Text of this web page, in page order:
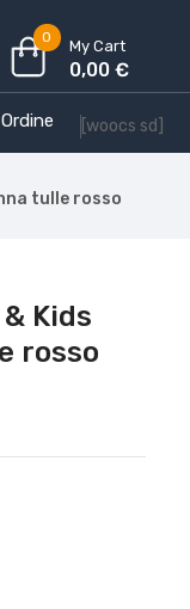
0 My Cart
0,00 €
[woocs sd]
tulle rosso
Kids
rosso